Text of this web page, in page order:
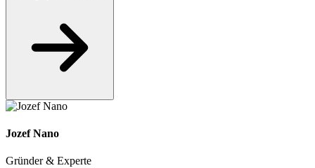
Jozef Nano
Gründer & Experte